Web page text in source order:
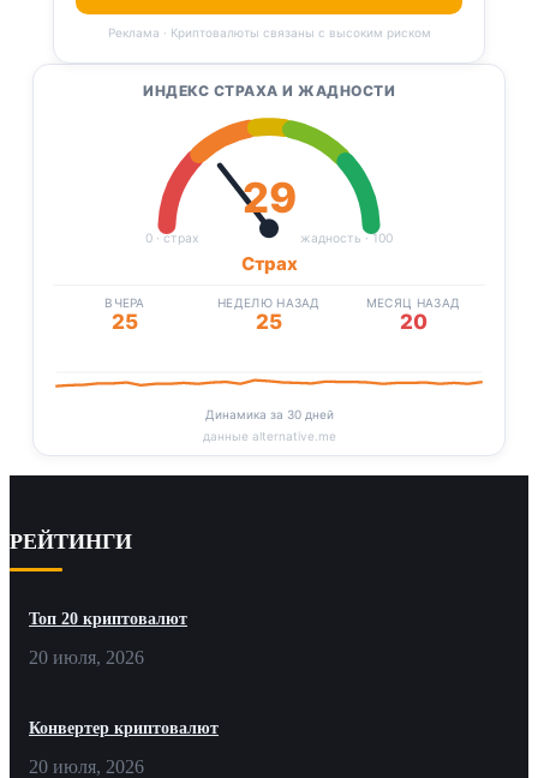
Реклама · Криптовалюты связаны с высоким риском
ИНДЕКС СТРАХА И ЖАДНОСТИ
0 · страх жадность · 100
29
Страх
ВЧЕРА
25
НЕДЕЛЮ НАЗАД
25
МЕСЯЦ НАЗАД
20
Динамика за 30 дней
данные alternative.me
РЕЙТИНГИ
Топ 20 криптовалют
20 июля, 2026
Конвертер криптовалют
20 июля, 2026